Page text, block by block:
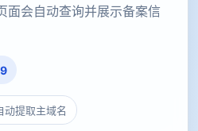
面会自动查询并展示备案信
动提取主域名